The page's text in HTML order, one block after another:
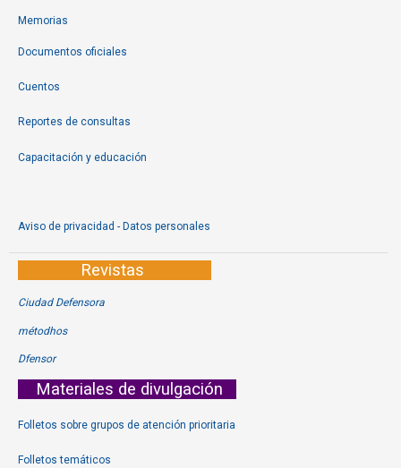
Memorias
Documentos oficiales
Cuentos
Reportes de consultas
Capacitación y educación
Aviso de privacidad - Datos personales
Revistas
Ciudad Defensora
métodhos
Dfensor
Materiales de divulgación
Folletos sobre grupos de atención prioritaria
Folletos temáticos